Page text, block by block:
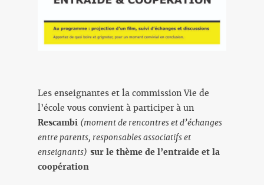
Les enseignantes et la commission Vie de
l’école vous convient à participer à un
Rescambi (moment de rencontres et d’échanges
entre parents, responsables associatifs et
enseignants) sur le thème de l’entraide et la
coopération